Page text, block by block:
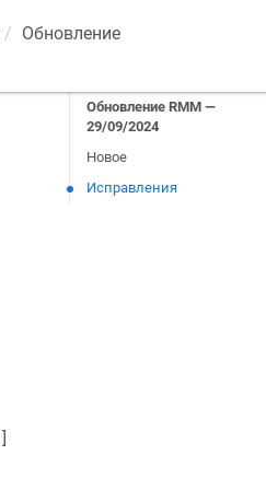
Обновление
]
Обновление RMM —
29/09/2024
Новое
Исправления